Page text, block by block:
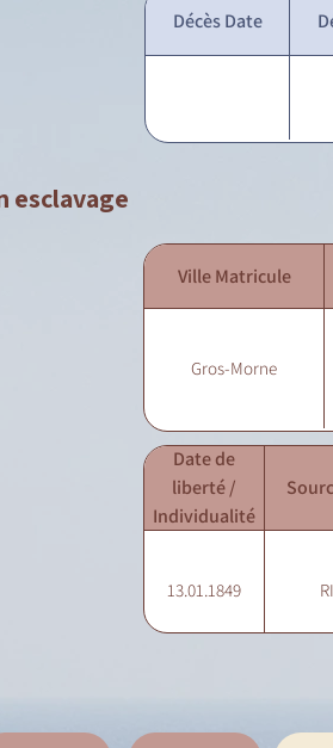
Décès Date
esclavage
Ville Matricule
Gros-Morne
Date de
liberté /
Individualité
13.01.1849